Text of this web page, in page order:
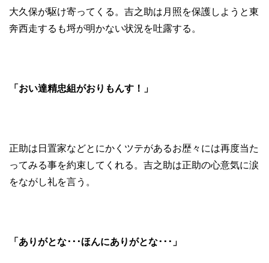
大久保が駆け寄ってくる。吉之助は月照を保護しようと東
奔西走するも埒が明かない状況を吐露する。
「おい達精忠組がおりもんす！」
正助は日置家などとにかくツテがあるお歴々には再度当た
ってみる事を約束してくれる。吉之助は正助の心意気に涙
をながし礼を言う。
「ありがとな･･･ほんにありがとな･･･」